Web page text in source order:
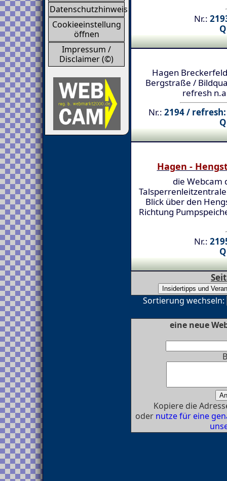
Datenschutzhinweis
Cookieeinstellung
öffnen
Impressum /
Disclaimer (©)
Nr.:
Hagen
Bergstraße /
refresh
Nr.: 2194 /
Hagen -
die Webcam
Blick über den
Richtung
Nr.:
Sortierung wechseln:
eine neue
Kopiere die
oder nutze für eine